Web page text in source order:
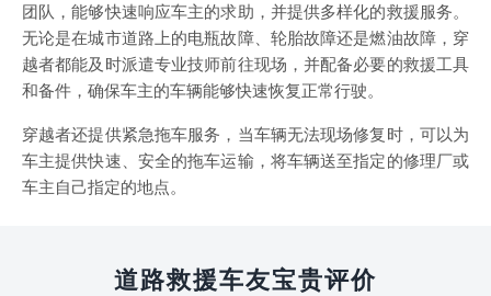
团队，能够快速响应车主的求助，并提供多样化的救援服务。
无论是在城市道路上的电瓶故障、轮胎故障还是燃油故障，穿
越者都能及时派遣专业技师前往现场，并配备必要的救援工具
和备件，确保车主的车辆能够快速恢复正常行驶。
穿越者还提供紧急拖车服务，当车辆无法现场修复时，可以为
车主提供快速、安全的拖车运输，将车辆送至指定的修理厂或
车主自己指定的地点。
道路救援车友宝贵评价